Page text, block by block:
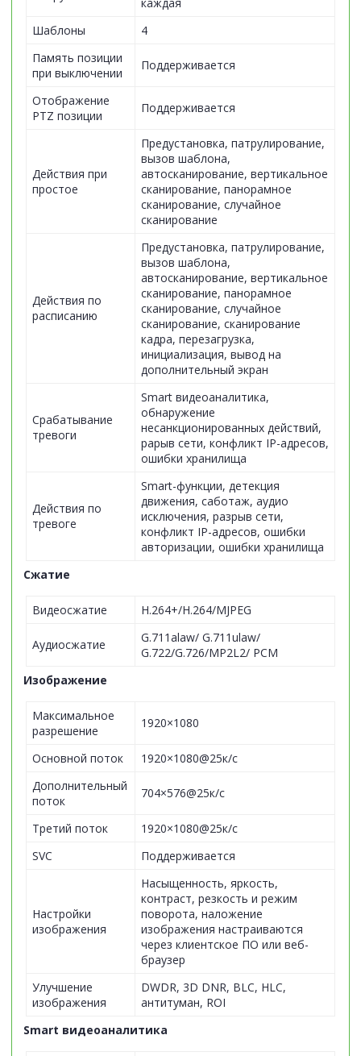
Шаблоны
4
Память позиции
при выключении
Поддерживается
Отображение
PTZ позиции
Поддерживается
Действия при
простое
Предустановка, патрулирование,
вызов шаблона,
автосканирование, вертикальное
сканирование, панорамное
сканирование, случайное
сканирование
Действия по
расписанию
Предустановка, патрулирование,
вызов шаблона,
автосканирование, вертикальное
сканирование, панорамное
сканирование, случайное
сканирование, сканирование
кадра, перезагрузка,
инициализация, вывод на
дополнительный экран
Срабатывание
тревоги
Smart видеоаналитика,
обнаружение
несанкционированных действий,
рарыв сети, конфликт IP-адресов,
ошибки хранилища
Действия по
тревоге
Smart-функции, детекция
движения, саботаж, аудио
исключения, разрыв сети,
конфликт IP-адресов, ошибки
авторизации, ошибки хранилища
Сжатие
Видеосжатие H.264+/H.264/MJPEG
Аудиосжатие
G.711alaw/ G.711ulaw/
G.722/G.726/MP2L2/ PCM
Изображение
Максимальное
разрешение
1920×1080
Основной поток
1920×1080@25к/с
Дополнительный
поток
704×576@25к/с
Третий поток
1920×1080@25к/с
SVC
Поддерживается
Настройки
изображения
Насыщенность, яркость,
контраст, резкость и режим
поворота, наложение
изображения настраиваются
через клиентское ПО или веб-
браузер
Улучшение
изображения
DWDR, 3D DNR, BLC, HLC,
антитуман, ROI
Smart видеоаналитика